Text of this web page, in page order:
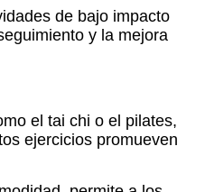
de bajo impacto
y la mejora
el tai chi o el pilates,
ejercicios promueven